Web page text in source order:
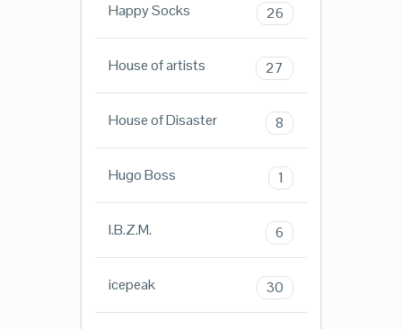
Happy Socks 26
House of artists 27
House of Disaster 8
Hugo Boss 1
I.B.Z.M. 6
icepeak 30